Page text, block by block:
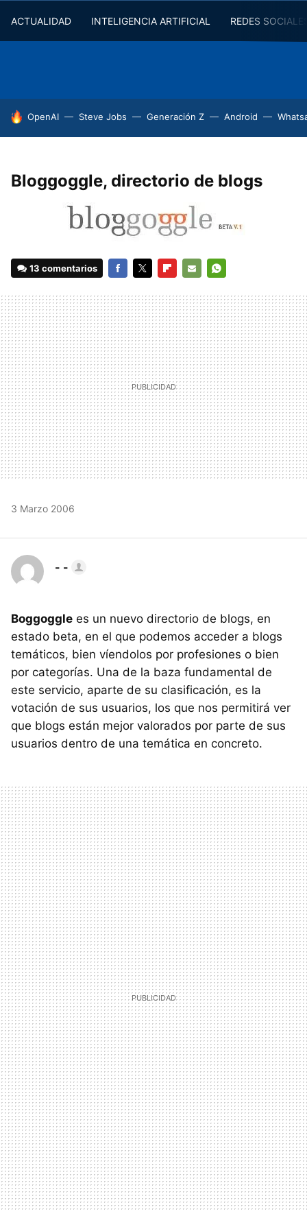
ACTUALIDAD INTELIGENCIA ARTIFICIAL REDES
HOY SE HABLA DE
OpenAI Steve Jobs Generación Z Android
Bloggoggle, directorio de blogs
13 comentarios
MAIL
3 Marzo 2006
- -
Boggoggle es un nuevo directorio de blogs, en
estado beta, en el que podemos acceder a blogs
temáticos, bien víendolos por profesiones o bien
por categorías. Una de la baza fundamental de
este servicio, aparte de su clasificación, es la
votación de sus usuarios, los que nos permitirá ver
que blogs están mejor valorados por parte de sus
usuarios dentro de una temática en concreto.